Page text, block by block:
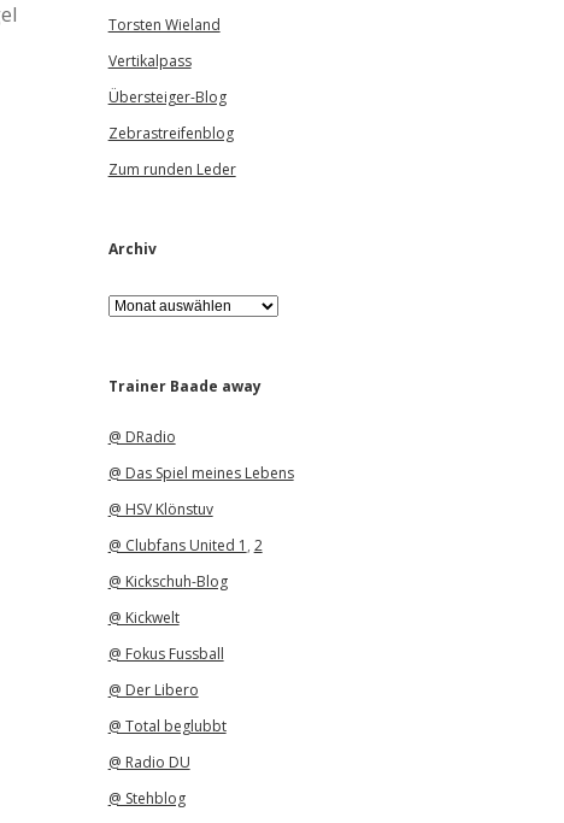
Torsten Wieland
Vertikalpass
Übersteiger-Blog
Zebrastreifenblog
Zum runden Leder
Archiv
A
r
iTrainer Baade away
@ DRadio
@ Das Spiel meines Lebens
@ HSV Klönstuv
@ Clubfans United 1 , 2
@ Kickschuh-Blog
@ Kickwelt
@ Fokus Fussball
@ Der Libero
@ Total beglubbt
@ Radio DU
@ Stehblog